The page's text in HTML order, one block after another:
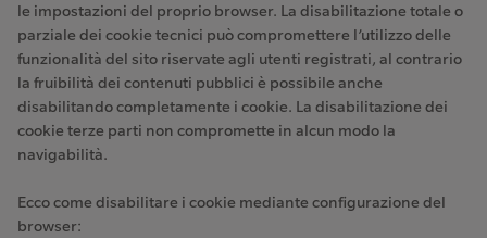
le impostazioni del proprio browser. La disabilitazione totale o
parziale dei cookie tecnici può compromettere l’utilizzo delle
funzionalità del sito riservate agli utenti registrati, al contrario
la fruibilità dei contenuti pubblici è possibile anche
disabilitando completamente i cookie. La disabilitazione dei
cookie terze parti non compromette in alcun modo la
navigabilità.
Ecco come disabilitare i cookie mediante configurazione del
browser: